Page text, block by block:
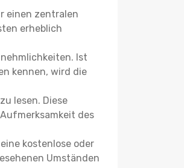
einen zentralen
erheblich
Ist
kennen, wird die
lesen. Diese
des
kostenlose oder
Umständen